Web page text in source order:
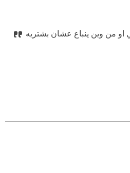
او من وين ينباع عشان بشتريه